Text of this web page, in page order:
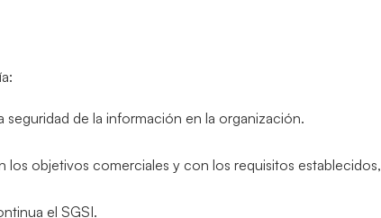
seguridad de la información en la organización.
objetivos comerciales y con los requisitos establecidos,
el SGSI.